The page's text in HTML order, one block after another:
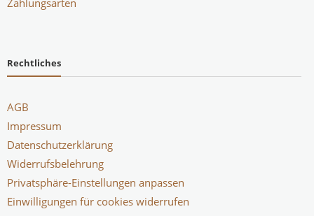
Zahlungsarten
Rechtliches
AGB
Impressum
Datenschutzerklärung
Widerrufsbelehrung
Privatsphäre-Einstellungen anpassen
Einwilligungen für cookies widerrufen